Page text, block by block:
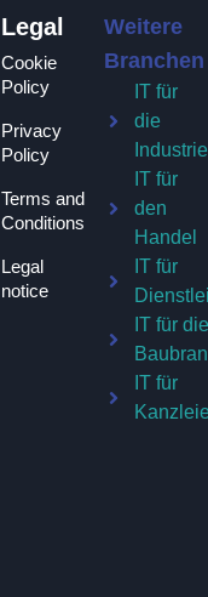
Legal
Cookie
Policy
Privacy
Policy
Terms and
Conditions
Legal
notice
Weitere
Branchen
IT für
die
Industrie
IT für
den
Handel
IT für
IT für
IT für